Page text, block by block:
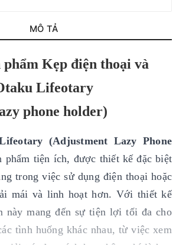
MÔ TẢ
Kẹp điện thoại và
Lifeotary
phone holder)
(Adjustment Lazy Phone
phẩm tiện ích, được thiết kế đặc biệt
trong việc sử dụng điện thoại hoặc
mái và linh hoạt hơn. Với thiết kế
này mang đến sự tiện lợi tối đa cho
tình huống khác nhau, từ việc xem